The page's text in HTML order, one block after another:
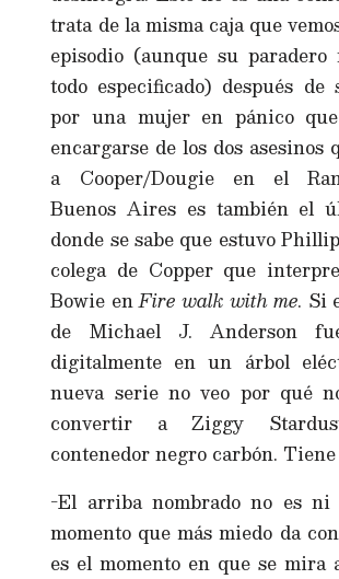
trata de la misma caja que
episodio (aunque su paradero
todo especificado) después de
por una mujer en pánico
encargarse de los dos asesinos
a Cooper/Dougie en el
Buenos Aires es también el
donde se sabe que estuvo
colega de Copper que
Bowie enFire walk with me. Si
de Michael J. Anderson
digitalmente en un árbol
nueva serie no veo por qué
convertir a Ziggy
contenedor negro carbón.
-El arriba nombrado no es
momento que más miedo da
es el momento en que se mira